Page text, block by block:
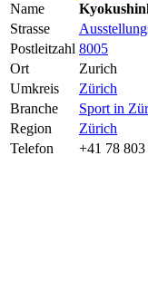
Name
Strasse
Postleitzahl 8005
Ort
Zurich
Umkreis
Zürich
Branche
Sport in
Region
Zürich
Telefon
+41 78